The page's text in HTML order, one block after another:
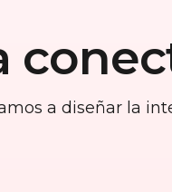
a diseñar la